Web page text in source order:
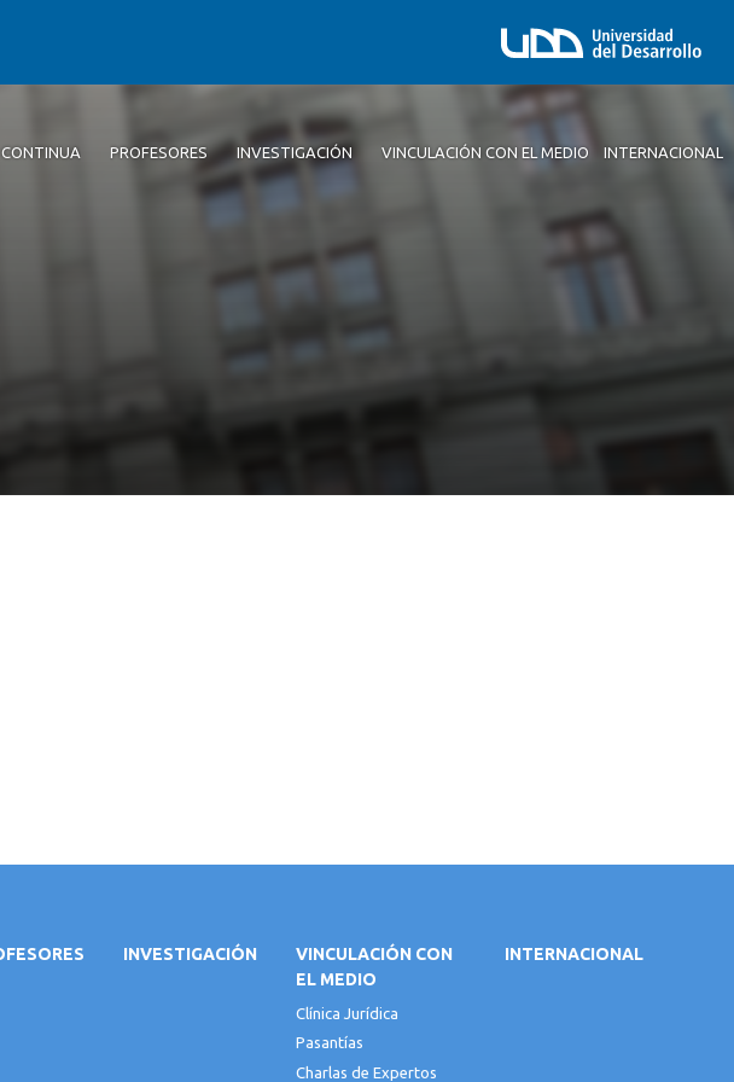
PROFESORES INVESTIGACIÓN VINCULACIÓN CON EL MEDIO INTERNACIONAL
INVESTIGACIÓN
VINCULACIÓN CON
EL MEDIO
Clínica Jurídica
Pasantías
Charlas de Expertos
INTERNACIONAL